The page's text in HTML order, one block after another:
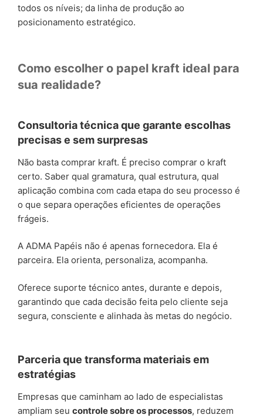
todos os níveis; da linha de produção ao
posicionamento estratégico.
Como escolher o papel kraft ideal para
sua realidade?
Consultoria técnica que garante escolhas
precisas e sem surpresas
Não basta comprar kraft. É preciso comprar o kraft
certo. Saber qual gramatura, qual estrutura, qual
aplicação combina com cada etapa do seu processo é
o que separa operações eficientes de operações
frágeis.
A ADMA Papéis não é apenas fornecedora. Ela é
parceira. Ela orienta, personaliza, acompanha.
Oferece suporte técnico antes, durante e depois,
garantindo que cada decisão feita pelo cliente seja
segura, consciente e alinhada às metas do negócio.
Parceria que transforma materiais em
estratégias
Empresas que caminham ao lado de especialistas
ampliam seu controle sobre os processos, reduzem